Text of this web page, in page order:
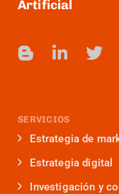
Artificial
SERVICIOS
Estrategia de
Estrategia digital
Investigación y